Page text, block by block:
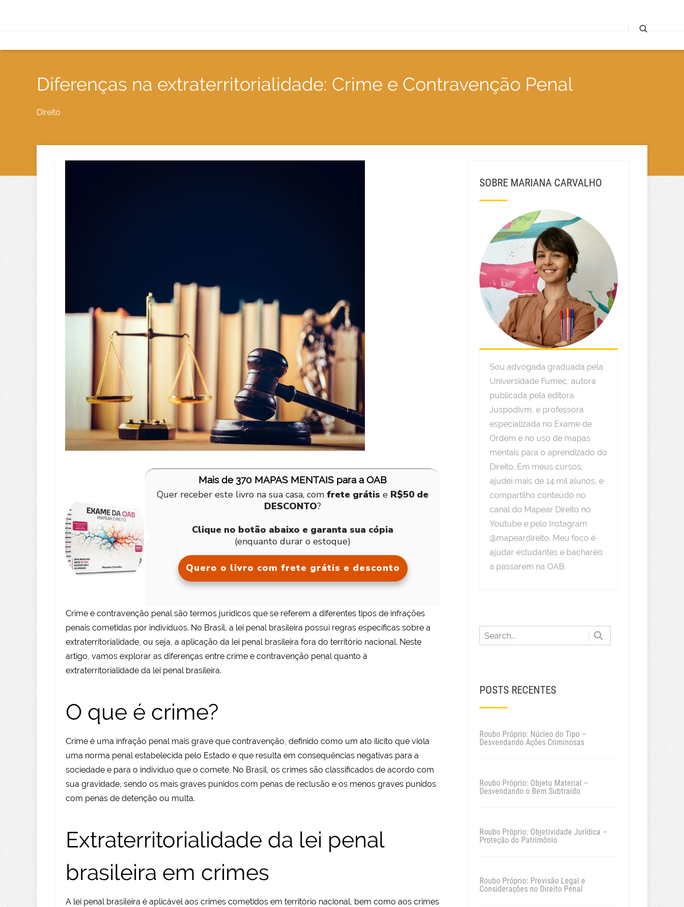
Diferenças na extraterritorialidade: Crime e Contravenção Penal
Direito
Mais de 370 MAPAS MENTAIS para a OAB
Quer receber este livro na sua casa, comfrete grátis e R$50 de
DESCONTO?
Clique no botão abaixo e garanta sua cópia
(enquanto durar o estoque)
Quero o livro com frete grátis e desconto
Crime e contravenção penal são termos jurídicos que se referem a diferentes tipos de infrações
penais cometidas por indivíduos. No Brasil, a lei penal brasileira possui regras específicas sobre a
extraterritorialidade, ou seja, a aplicação da lei penal brasileira fora do território nacional. Neste
artigo, vamos explorar as diferenças entre crime e contravenção penal quanto à
extraterritorialidade da lei penal brasileira.
O que é crime?
Crime é uma infração penal mais grave que contravenção, definido como um ato ilícito que viola
uma norma penal estabelecida pelo Estado e que resulta em consequências negativas para a
sociedade e para o indivíduo que o comete. No Brasil, os crimes são classificados de acordo com
sua gravidade, sendo os mais graves punidos com penas de reclusão e os menos graves punidos
com penas de detenção ou multa.
Extraterritorialidade da lei penal
brasileira em crimes
A lei penal brasileira é aplicável aos crimes cometidos em território nacional, bem como aos crimes
SOBRE MARIANA CARVALHO
Sou advogada graduada pela
Universidade Fumec, autora
publicada pela editora
Juspodivm, e professora
especializada no Exame de
Ordem e no uso de mapas
mentais para o aprendizado do
Direito. Em meus cursos,
ajudei mais de 14 mil alunos, e
compartilho conteúdo no
canal do Mapear Direito no
Youtube e pelo Instagram
@mapeardireito. Meu foco é
ajudar estudantes e bacharéis
a passarem na OAB.
POSTS RECENTES
Roubo Próprio: Núcleo do Tipo –
Desvendando Ações Criminosas
Roubo Próprio: Objeto Material –
Desvendando o Bem Subtraído
Roubo Próprio: Objetividade Jurídica –
Proteção do Patrimônio
Roubo Próprio: Previsão Legal e
Considerações no Direito Penal